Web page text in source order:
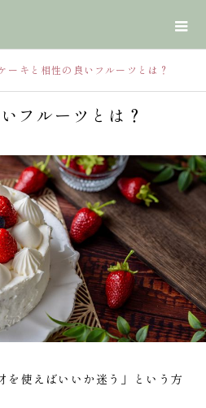
ーキと相性の良いフルーツとは？
フルーツとは？
を使えばいいか迷う」という方